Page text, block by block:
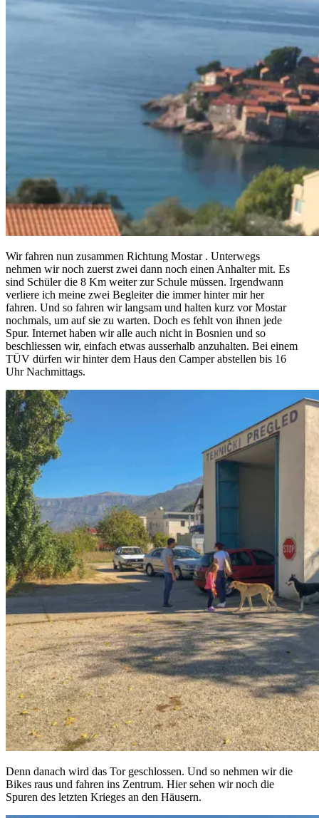
Wir fahren nun zusammen Richtung Mostar . Unterwegs
nehmen wir noch zuerst zwei dann noch einen Anhalter mit. Es
sind Schüler die 8 Km weiter zur Schule müssen. Irgendwann
verliere ich meine zwei Begleiter die immer hinter mir her
fahren. Und so fahren wir langsam und halten kurz vor Mostar
nochmals, um auf sie zu warten. Doch es fehlt von ihnen jede
Spur. Internet haben wir alle auch nicht in Bosnien und so
beschliessen wir, einfach etwas ausserhalb anzuhalten. Bei einem
TÜV dürfen wir hinter dem Haus den Camper abstellen bis 16
Uhr Nachmittags.
Denn danach wird das Tor geschlossen. Und so nehmen wir die
Bikes raus und fahren ins Zentrum. Hier sehen wir noch die
Spuren des letzten Krieges an den Häusern.